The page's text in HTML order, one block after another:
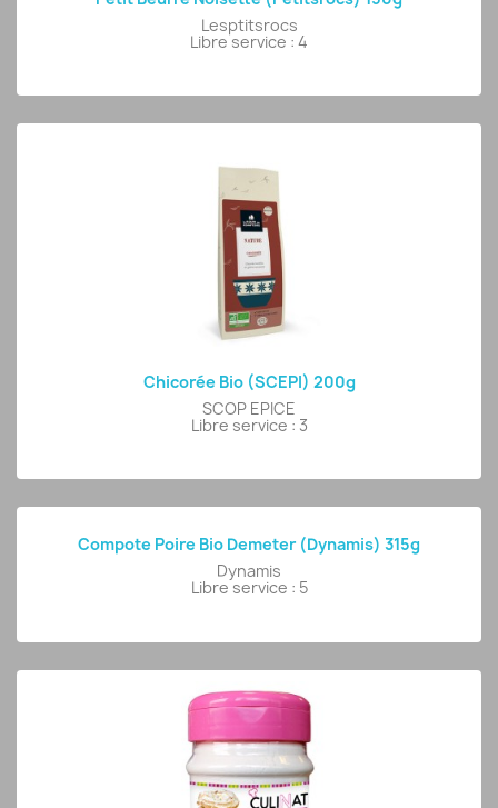
Lesptitsrocs
Libre service : 4
Chicorée Bio (SCEPI) 200g
SCOP EPICE
Libre service : 3
Compote Poire Bio Demeter (Dynamis) 315g
Dynamis
Libre service : 5